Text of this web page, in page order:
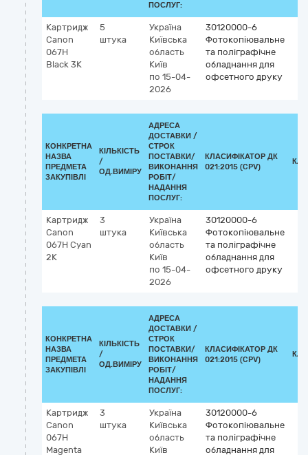
ПОСЛУГ:
Картридж
Canon
067H
Black 3K
5
штука
Україна
Київська
область
Київ
по 15-04-
2026
30120000-6
Фотокопіювальне
та поліграфічне
обладнання для
офсетного друку
КОНКРЕТНА
НАЗВА
ПРЕДМЕТА
ЗАКУПІВЛІ
КІЛЬКІСТЬ
/
ОД.ВИМІРУ
АДРЕСА
ДОСТАВКИ /
СТРОК
ПОСТАВКИ/
ВИКОНАННЯ
РОБІТ/
НАДАННЯ
ПОСЛУГ:
КЛАСИФІКАТОР ДК
021:2015 (CPV)
Картридж
Canon
067H Cyan
2K
3
штука
Україна
Київська
область
Київ
по 15-04-
2026
30120000-6
Фотокопіювальне
та поліграфічне
обладнання для
офсетного друку
КОНКРЕТНА
НАЗВА
ПРЕДМЕТА
ЗАКУПІВЛІ
КІЛЬКІСТЬ
/
ОД.ВИМІРУ
АДРЕСА
ДОСТАВКИ /
СТРОК
ПОСТАВКИ/
ВИКОНАННЯ
РОБІТ/
НАДАННЯ
ПОСЛУГ:
КЛАСИФІКАТОР ДК
021:2015 (CPV)
Картридж
Canon
067H
Magenta
3
штука
Україна
Київська
область
Київ
30120000-6
Фотокопіювальне
та поліграфічне
обладнання для